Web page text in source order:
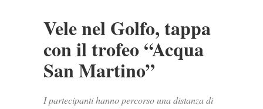
Vele nel Golfo, tappa
con il trofeo “Acqua
San Martino”
I partecipanti hanno percorso una distanza di